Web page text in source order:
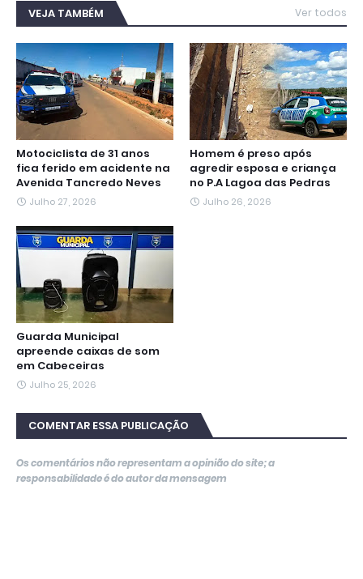
b
o
k
t
e
A
p
r
m
n
e
r
d
n
VEJA TAMBÉM Ver todos
Motociclista de 31 anos
fica ferido em acidente na
Avenida Tancredo Neves
Julho 27, 2026
Homem é preso após
agredir esposa e criança
no P.A Lagoa das Pedras
Julho 26, 2026
Guarda Municipal
apreende caixas de som
em Cabeceiras
Julho 25, 2026
COMENTAR ESSA PUBLICAÇÃO
Os comentários não representam a opinião do site; a
responsabilidade é do autor da mensagem